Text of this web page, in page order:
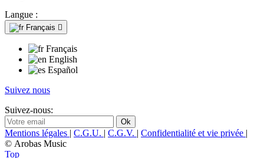
Langue :
Français 
Français
English
Español
Suivez nous
Suivez-nous:
Mentions légales | C.G.U. | C.G.V. | Confidentialité et vie privée |
© Arobas Music
Top